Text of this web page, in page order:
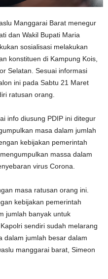
Manggarai Barat menegur
dan Wakil Bupati Maria
sosialisasi melakukan
konstituen di Kampung Kois,
Selatan. Sesuai informasi
ini pada Sabtu 21 Maret
ratusan orang.
info diusung PDIP ini ditegur
masa dalam jumlah
kebijakan pemerintah
massa dalam
virus Corona.
masa ratusan orang ini.
kebijakan pemerintah
jumlah banyak untuk
sendiri sudah melarang
dalam jumlah besar dalam
manggarai barat, Simeon